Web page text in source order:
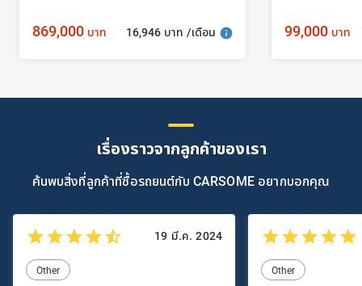
869,000 บาท 16,946 บาท /เดือน 99,000 บาท
เรื่องราวจากลูกค้าของเรา
ค้นพบสิ่งที่ลูกค้าที่ซื้อรถยนต์กับ CARSOME อยากบอกคุณ
19 มี.ค. 2024
Other Other